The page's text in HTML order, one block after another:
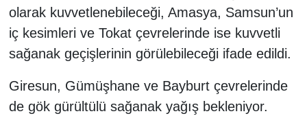
olarak kuvvetlenebileceği, Amasya, Samsun’un
iç kesimleri ve Tokat çevrelerinde ise kuvvetli
sağanak geçişlerinin görülebileceği ifade edildi.
Giresun, Gümüşhane ve Bayburt çevrelerinde
de gök gürültülü sağanak yağış bekleniyor.